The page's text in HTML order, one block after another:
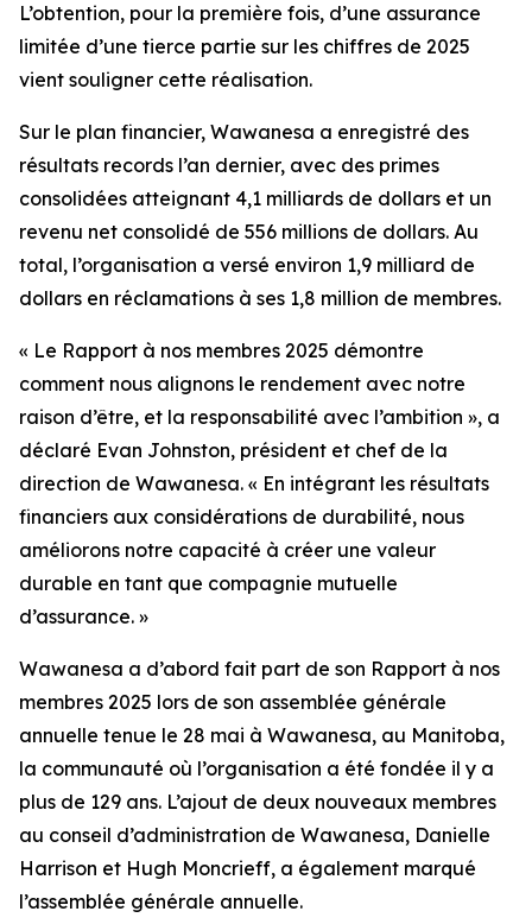
L’obtention, pour la première fois, d’une assurance
limitée d’une tierce partie sur les chiffres de 2025
vient souligner cette réalisation.
Sur le plan financier, Wawanesa a enregistré des
résultats records l’an dernier, avec des primes
consolidées atteignant 4,1 milliards de dollars et un
revenu net consolidé de 556 millions de dollars. Au
total, l’organisation a versé environ 1,9 milliard de
dollars en réclamations à ses 1,8 million de membres.
« Le Rapport à nos membres 2025 démontre
comment nous alignons le rendement avec notre
raison d’être, et la responsabilité avec l’ambition », a
déclaré Evan Johnston, président et chef de la
direction de Wawanesa. « En intégrant les résultats
financiers aux considérations de durabilité, nous
améliorons notre capacité à créer une valeur
durable en tant que compagnie mutuelle
d’assurance. »
Wawanesa a d’abord fait part de son Rapport à nos
membres 2025 lors de son assemblée générale
annuelle tenue le 28 mai à Wawanesa, au Manitoba,
la communauté où l’organisation a été fondée il y a
plus de 129 ans. L’ajout de deux nouveaux membres
au conseil d’administration de Wawanesa, Danielle
Harrison et Hugh Moncrieff, a également marqué
l’assemblée générale annuelle.